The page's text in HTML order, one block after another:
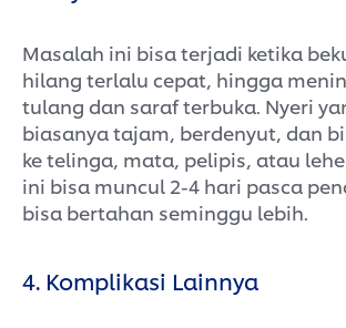
Masalah ini bisa terjadi ketika
hilang terlalu cepat, hingga
tulang dan saraf terbuka. Nyeri
biasanya tajam, berdenyut, dan
ke telinga, mata, pelipis, atau
ini bisa muncul 2-4 hari pasca
bisa bertahan seminggu lebih.
4. Komplikasi Lainnya